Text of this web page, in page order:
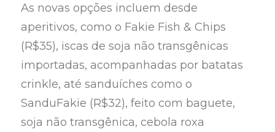
As novas opções incluem desde
aperitivos, como o Fakie Fish & Chips
(R$35), iscas de soja não transgênicas
importadas, acompanhadas por batatas
crinkle, até sanduíches como o
SanduFakie (R$32), feito com baguete,
soja não transgênica, cebola roxa